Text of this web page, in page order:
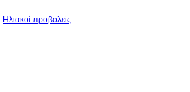
Ηλιακοί προβολείς